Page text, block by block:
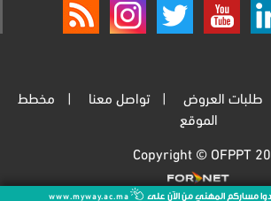
طلبات العروض تواصل معنا
مخطط
الموقع
Copyright © OFPPT
مساركم المهني من الآن على www.myway.ac.ma